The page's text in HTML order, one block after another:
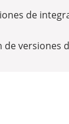
de
de versiones